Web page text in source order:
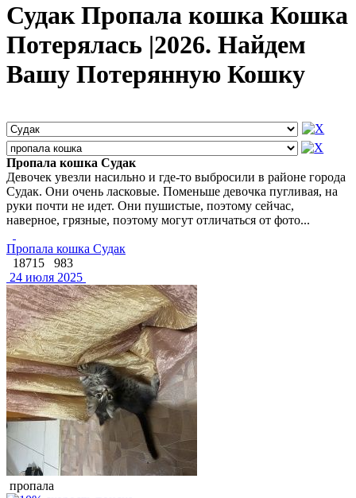
Судак Пропала кошка Кошка
Потерялась |2026. Найдем
Вашу Потерянную Кошку
Пропала кошка Судак
Девочек увезли насильно и где-то выбросили в районе города
Судак. Они очень ласковые. Поменьше девочка пугливая, на
руки почти не идет. Они пушистые, поэтому сейчас,
наверное, грязные, поэтому могут отличаться от фото...
Пропала кошка Судак
18715
983
24 июля 2025
пропала